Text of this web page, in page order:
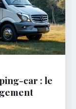
car : le